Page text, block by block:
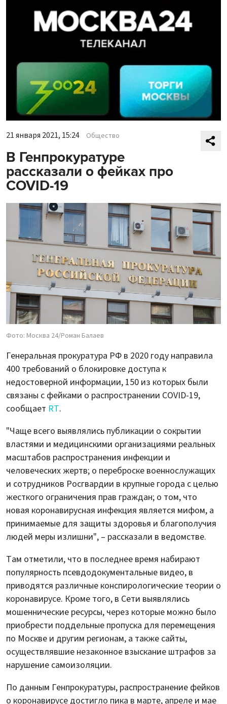
21 января 2021, 15:24 Общество
В Генпрокуратуре
рассказали о фейках про
COVID-19
Фото: Москва 24/Роман Балаев
Генеральная прокуратура РФ в 2020 году направила
400 требований о блокировке доступа к
недостоверной информации, 150 из которых были
связаны с фейками о распространении COVID-19,
сообщает RT.
"Чаще всего выявлялись публикации о сокрытии
властями и медицинскими организациями реальных
масштабов распространения инфекции и
человеческих жертв; о переброске военнослужащих
и сотрудников Росгвардии в крупные города с целью
жесткого ограничения прав граждан; о том, что
новая коронавирусная инфекция является мифом, а
принимаемые для защиты здоровья и благополучия
людей меры излишни", – рассказали в ведомстве.
Там отметили, что в последнее время набирают
популярность псевдодокументальные видео, в
приводятся различные конспирологические теории о
коронавирусе. Кроме того, в Сети выявлялись
мошеннические ресурсы, через которые можно было
приобрести поддельные пропуска для перемещения
по Москве и другим регионам, а также сайты,
осуществлявшие незаконное взыскание штрафов за
нарушение самоизоляции.
По данным Генпрокуратуры, распространение фейков
о коронавирусе достигло пика в марте, апреле и мае